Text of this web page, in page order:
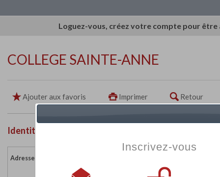
Loguez-vous, créez votre compte pour
COLLEGE SAINTE-ANNE
Ajouter aux favoris Imprimer Retour
Identité de l'établissement
Adresse :
Inscrivez-vous